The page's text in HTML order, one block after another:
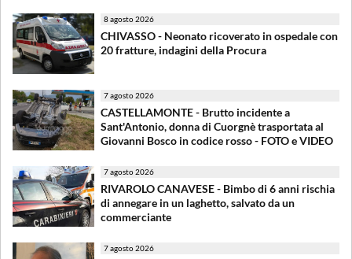
8 agosto 2026
CHIVASSO - Neonato ricoverato in ospedale con
20 fratture, indagini della Procura
7 agosto 2026
CASTELLAMONTE - Brutto incidente a
Sant'Antonio, donna di Cuorgnè trasportata al
Giovanni Bosco in codice rosso - FOTO e VIDEO
7 agosto 2026
RIVAROLO CANAVESE - Bimbo di 6 anni rischia
di annegare in un laghetto, salvato da un
commerciante
7 agosto 2026